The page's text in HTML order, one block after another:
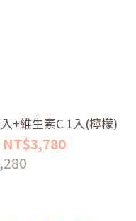
+維生素C 1入(檸檬)